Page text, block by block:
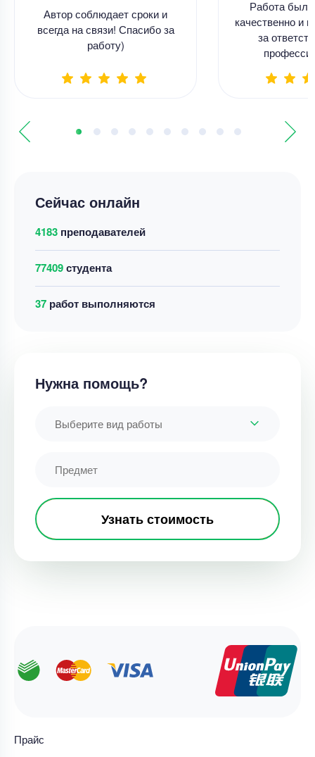
Сейчас онлайн
4183 преподавателей
77409студента
51 работ выполняются
Нужна помощь?
Выберите вид работы
Узнать стоимость
Автор соблюдает сроки и
всегда на связи! Спасибо за
работу)
Работа
качественно и
за
Прайс